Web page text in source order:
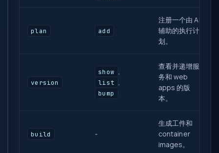
plan add
注册一个由 AI
辅助的执行计
划。
version
show
list
bump
查看并递增服
务和 web
apps 的版
本。
build -
生成工件和
container
images。